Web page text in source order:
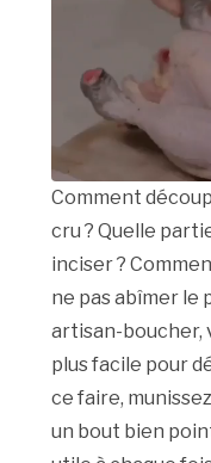
Comment
cru ? Quelle
inciser ?
ne pas abîmer le
artisan-boucher,
plus facile pour
ce faire,
un bout bien